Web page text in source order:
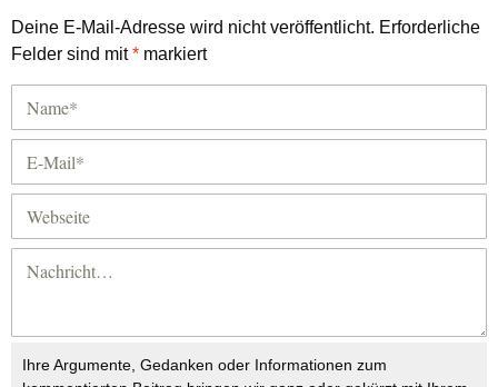
Deine E-Mail-Adresse wird nicht veröffentlicht. Erforderliche
Felder sind mit* markiert
Ihre Argumente, Gedanken oder Informationen zum